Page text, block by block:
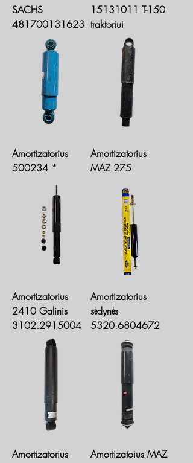
SACHS
481700131623
15131011 T-150
traktoriui
Amortizatorius
500234 *
Amortizatorius
MAZ 275
Amortizatorius
2410 Galinis
3102.2915004
Amortizatorius
sėdynės
5320.6804672
Amortizatorius
Amortizatoius MAZ